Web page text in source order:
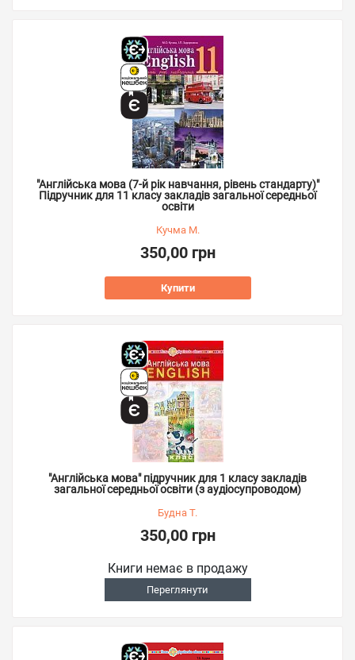
"Англійська мова (7-й рік навчання, рівень стандарту)"
Підручник для 11 класу закладів загальної середньої
освіти
Кучма М.
350,00 грн
Купити
"Англійська мова" підручник для 1 класу закладів
загальної середньої освіти (з аудіосупроводом)
Будна Т.
350,00 грн
Книги немає в продажу
Переглянути